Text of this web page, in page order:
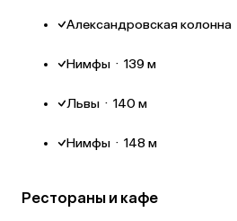
Александровская колонна
Нимфы · 139 м
Львы · 140 м
Нимфы · 148 м
Рестораны и кафе